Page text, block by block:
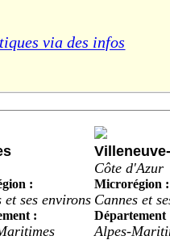
via des infos
:
et ses environs
:
Côte d'Azur
Microrégion :
Cannes et
Département
Alpes-